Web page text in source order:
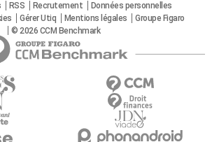
RSS Recrutement
Données personnelles
Gérer Utiq Mentions légales
Groupe Figaro
© 2026 CCM Benchmark